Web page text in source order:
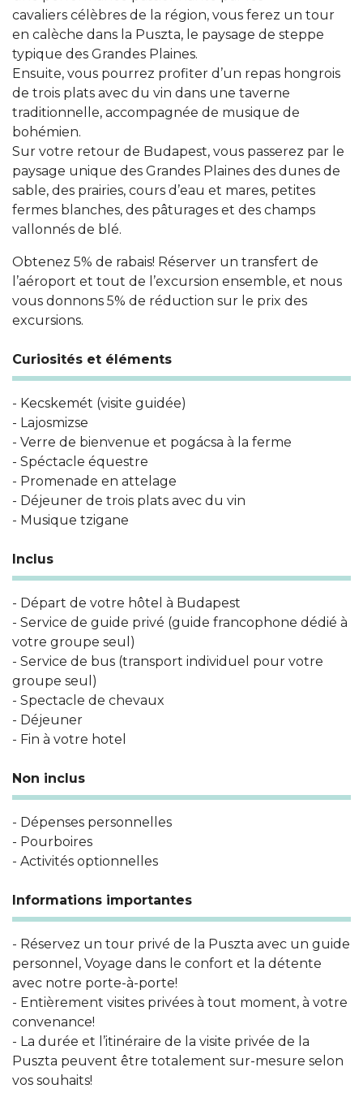
cavaliers célèbres de la région, vous ferez un tour
en calèche dans la Puszta, le paysage de steppe
typique des Grandes Plaines.
Ensuite, vous pourrez profiter d’un repas hongrois
de trois plats avec du vin dans une taverne
traditionnelle, accompagnée de musique de
bohémien.
Sur votre retour de Budapest, vous passerez par le
paysage unique des Grandes Plaines des dunes de
sable, des prairies, cours d’eau et mares, petites
fermes blanches, des pâturages et des champs
vallonnés de blé.
Obtenez 5% de rabais! Réserver un transfert de
l’aéroport et tout de l’excursion ensemble, et nous
vous donnons 5% de réduction sur le prix des
excursions.
Curiosités et éléments
- Kecskemét (visite guidée)
- Lajosmizse
- Verre de bienvenue et pogácsa à la ferme
- Spéctacle équestre
- Promenade en attelage
- Déjeuner de trois plats avec du vin
- Musique tzigane
Inclus
- Départ de votre hôtel à Budapest
- Service de guide privé (guide francophone dédié à
votre groupe seul)
- Service de bus (transport individuel pour votre
groupe seul)
- Spectacle de chevaux
- Déjeuner
- Fin à votre hotel
Non inclus
- Dépenses personnelles
- Pourboires
- Activités optionnelles
Informations importantes
- Réservez un tour privé de la Puszta avec un guide
personnel, Voyage dans le confort et la détente
avec notre porte-à-porte!
- Entièrement visites privées à tout moment, à votre
convenance!
- La durée et l’itinéraire de la visite privée de la
Puszta peuvent être totalement sur-mesure selon
vos souhaits!